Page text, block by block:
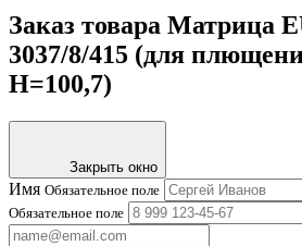
Заказ товара Матрица
3037/8/415 (для
H=100,7)
Закрыть окно
Имя Обязательное поле
Обязательное поле